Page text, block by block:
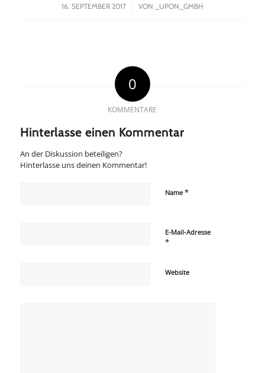
16. SEPTEMBER 2017
/ VON _UPON_GMBH
0
KOMMENTARE
Hinterlasse einen Kommentar
An der Diskussion beteiligen?
Hinterlasse uns deinen Kommentar!
Name *
E-Mail-Adresse
*
Website